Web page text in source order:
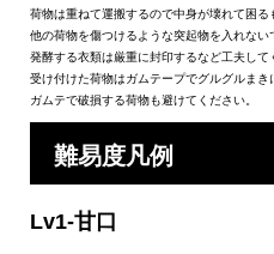
荷物は重ねて運搬するので中身が壊れて困る
他の荷物を傷つけるような突起物を入れない
発酵する衣類は厳重に封印するなど工夫して
受け付けた荷物はガムテープでグルグルま
ガムテで破損する荷物も避けてください。
難易度凡例
Lv1-甘口